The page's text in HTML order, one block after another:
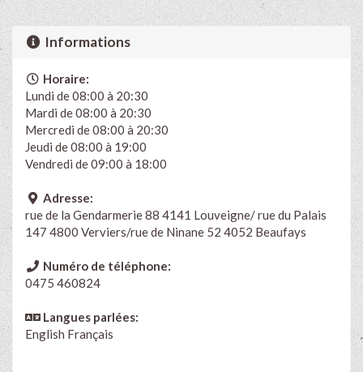
Informations
Horaire:
Lundi de 08:00 à 20:30
Mardi de 08:00 à 20:30
Mercredi de 08:00 à 20:30
Jeudi de 08:00 à 19:00
Vendredi de 09:00 à 18:00
Adresse:
rue de la Gendarmerie 88 4141 Louveigne/ rue du Palais
147 4800 Verviers/rue de Ninane 52 4052 Beaufays
Numéro de téléphone:
0475 460824
Langues parlées:
English Français